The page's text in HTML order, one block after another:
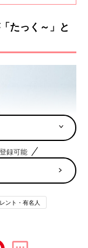
、赤ちゃん誕生か
のモヤモヤ・葛藤
も大公開します！
たっく～」と
録可能
ント・有名人